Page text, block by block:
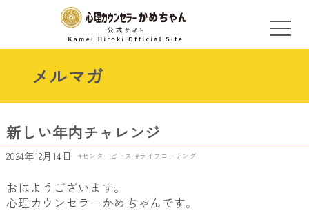
メルマガ
新しい年内チャレンジ
2024年12月14日 センターピース ライフコーチング
おはようございます。
心理カウンセラーかめちゃんです。